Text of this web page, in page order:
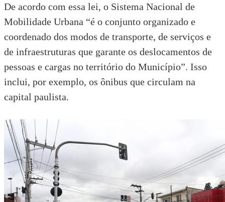
De acordo com essa lei, o Sistema Nacional de
Mobilidade Urbana “é o conjunto organizado e
coordenado dos modos de transporte, de serviços e
de infraestruturas que garante os deslocamentos de
pessoas e cargas no território do Município”. Isso
inclui, por exemplo, os ônibus que circulam na
capital paulista.